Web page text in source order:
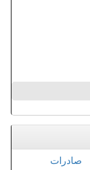
صادرات